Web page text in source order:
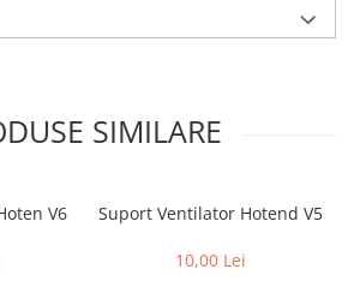
SIMILARE
V6 Suport Ventilator Hotend V5
10,00 Lei